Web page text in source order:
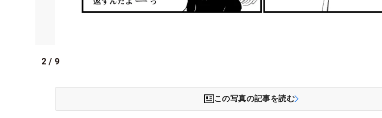
2 / 9
この写真の記事を読む